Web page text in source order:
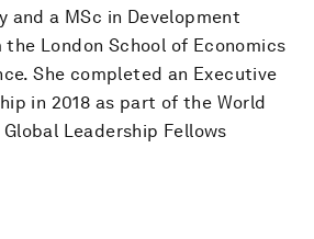
and a MSc in Development
London School of Economics
She completed an Executive
in 2018 as part of the World
Global Leadership Fellows